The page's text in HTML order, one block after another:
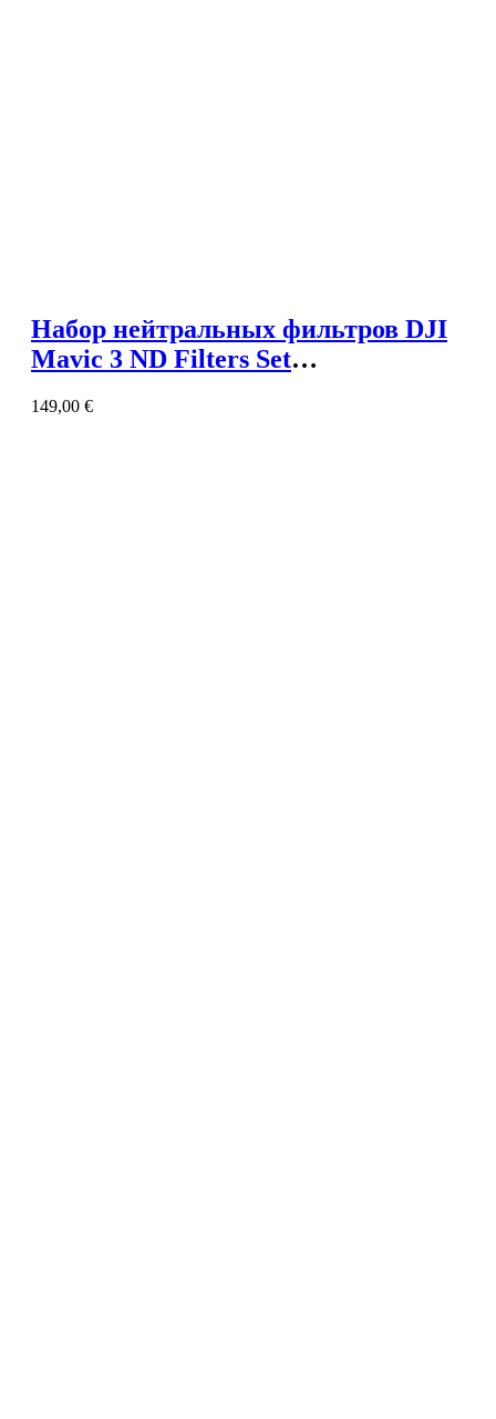
Набор нейтральных фильтров DJI
Mavic 3 ND Filters Set
149,00 €